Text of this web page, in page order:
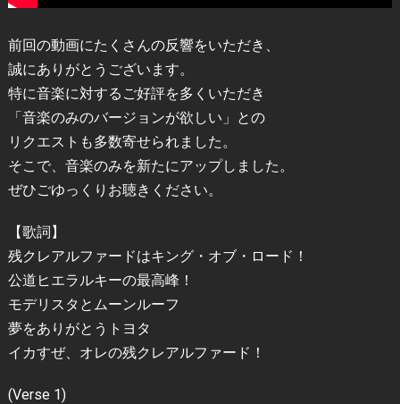
前回の動画にたくさんの反響をいただき、
誠にありがとうございます。
特に音楽に対するご好評を多くいただき
「音楽のみのバージョンが欲しい」との
リクエストも多数寄せられました。
そこで、音楽のみを新たにアップしました。
ぜひごゆっくりお聴きください。
【歌詞】
残クレアルファードはキング・オブ・ロード！
公道ヒエラルキーの最高峰！
モデリスタとムーンルーフ
夢をありがとうトヨタ
イカすぜ、オレの残クレアルファード！
(Verse 1)